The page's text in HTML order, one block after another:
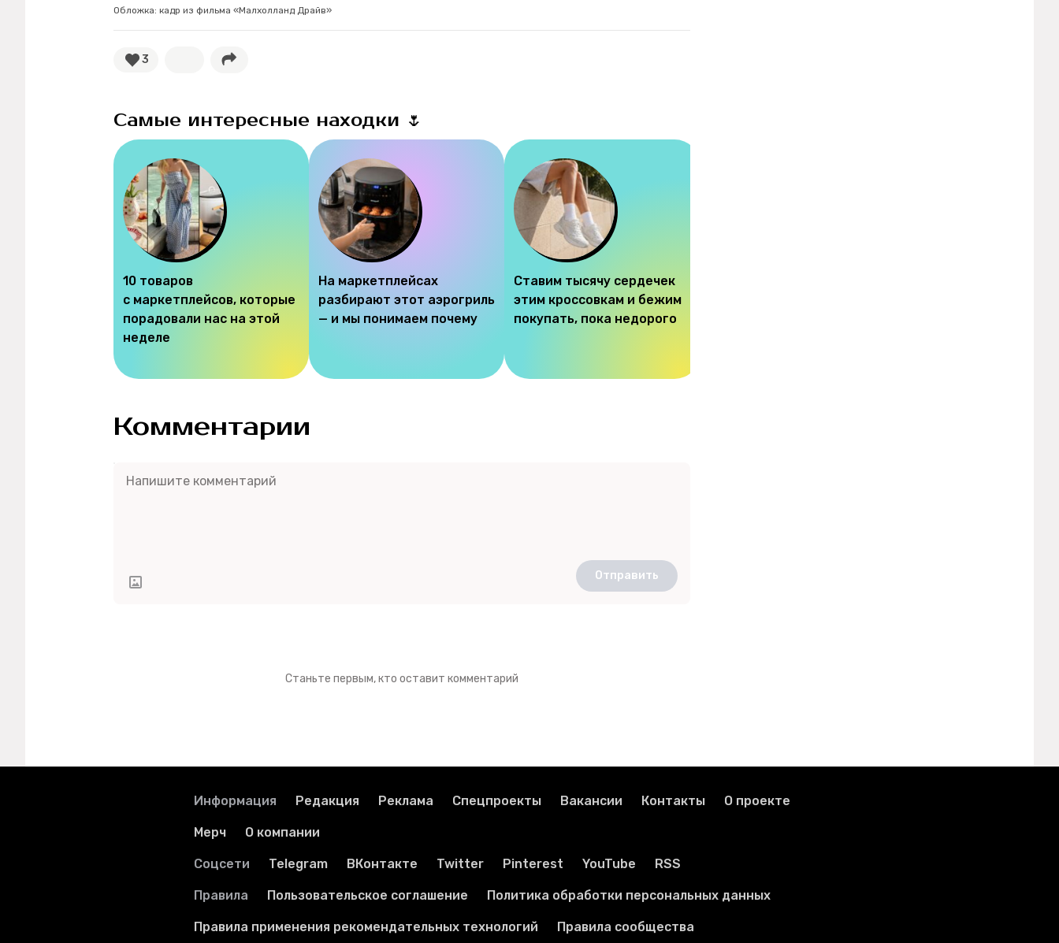
Обложка: кадр из фильма «Малхолланд Драйв»
3
Самые интересные находки 🌷
10 товаров
с маркетплейсов, которые
порадовали нас на этой
неделе
На маркетплейсах
разбирают этот аэрогриль
— и мы понимаем почему
Ставим тысячу сердечек
этим кроссовкам и бежим
покупать, пока недорого
Комментарии
Отправить
Станьте первым, кто оставит комментарий
Информация Редакция Реклама Спецпроекты Вакансии Контакты О проекте
Мерч О компании
Соцсети Telegram ВКонтакте Twitter Pinterest YouTube RSS
Правила Пользовательское соглашение Политика обработки персональных данных
Правила применения рекомендательных технологий Правила сообщества